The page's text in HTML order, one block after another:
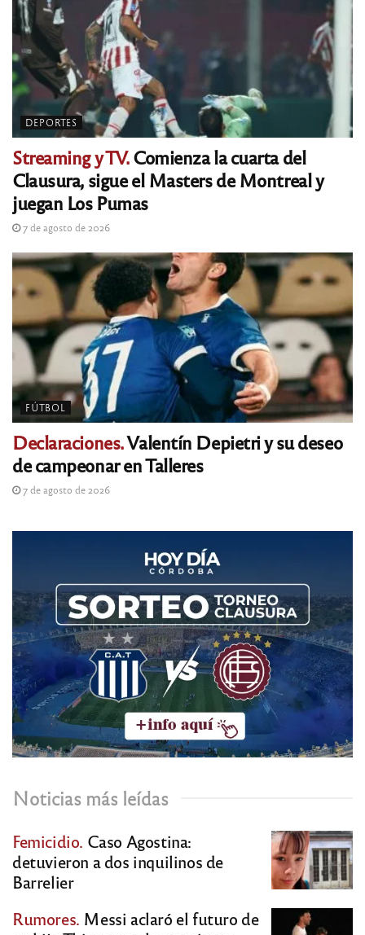
DEPORTES
Streaming y TV.Comienza la cuarta del
Clausura, sigue el Masters de Montreal y
juegan Los Pumas
7 de agosto de 2026
FÚTBOL
Declaraciones.Valentín Depietri y su deseo
de campeonar en Talleres
7 de agosto de 2026
Noticias más leídas
Femicidio. Caso Agostina:
detuvieron a dos inquilinos de
Barrelier
Rumores. Messi aclaró el futuro de